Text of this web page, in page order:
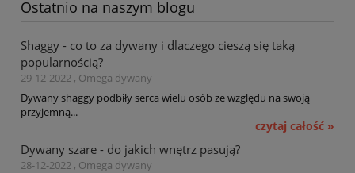
Ostatnio na naszym blogu
Shaggy - co to za dywany i dlaczego cieszą się taką
popularnością?
29-12-2022 , Omega dywany
Dywany shaggy podbiły serca wielu osób ze względu na swoją
przyjemną...
czytaj całość »
Dywany szare - do jakich wnętrz pasują?
28-12-2022 , Omega dywany